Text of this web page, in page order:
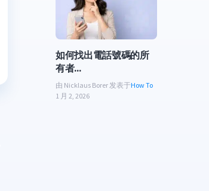
如何找出電話號碼的所
有者...
由 Nicklaus Borer 发表于How To
1 月 2, 2026